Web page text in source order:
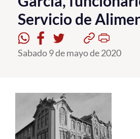
PUCV Internacional
Vinculación con el Medio
Pregrado
Postgrado
Formación Continua
Servicio de
Sabado 9 de mayo de 2020